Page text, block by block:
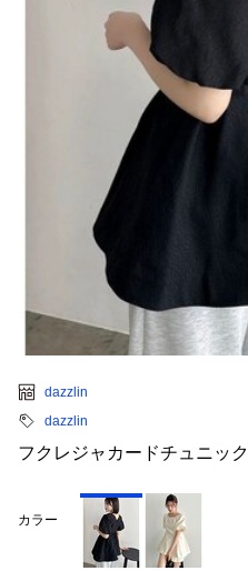
dazzlin
dazzlin
フクレジャカードチュニック
カラー